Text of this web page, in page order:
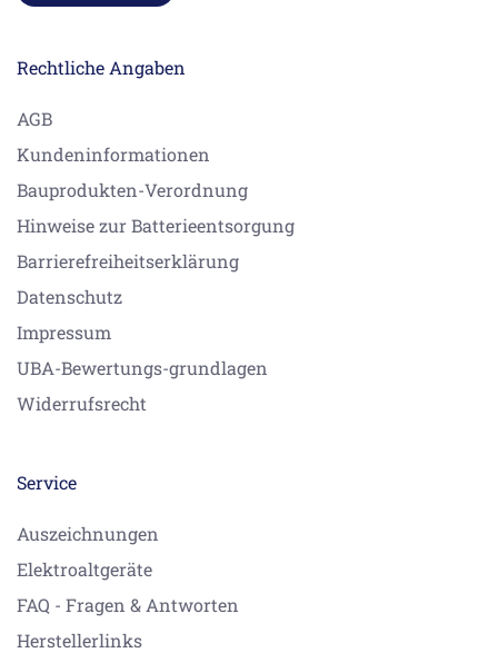
Rechtliche Angaben
AGB
Kundeninformationen
Bauprodukten-Verordnung
Hinweise zur Batterieentsorgung
Barrierefreiheitserklärung
Datenschutz
Impressum
UBA-Bewertungs-grundlagen
Widerrufsrecht
Service
Auszeichnungen
Elektroaltgeräte
FAQ - Fragen & Antworten
Herstellerlinks